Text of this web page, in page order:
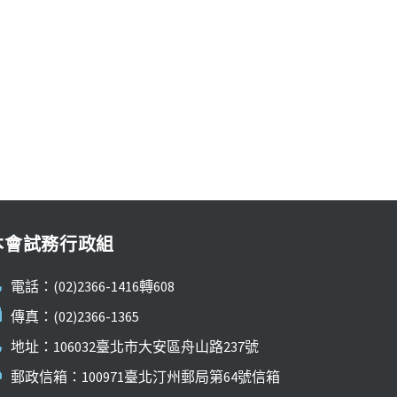
會試務行政組
電話：(02)2366-1416轉608
傳真：(02)2366-1365
地址：106032臺北市大安區舟山路237號
郵政信箱：100971臺北汀州郵局第64號信箱